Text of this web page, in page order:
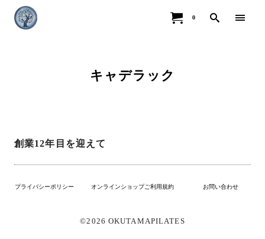
0
キャデラック
創業12年目を迎えて
プライバシーポリシー オンラインショップご利用規約 お問い合わせ
©2026 OKUTAMAPILATES